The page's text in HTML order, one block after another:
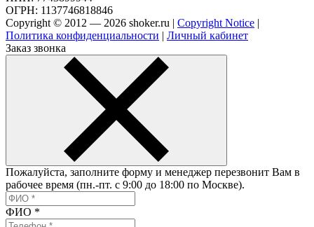
ОГРН: 1137746818846
Copyright © 2012 — 2026 shoker.ru | Copyright Notice |
Политика конфиденциальности | Личный кабинет
Заказ звонка
Пожалуйста, заполните форму и менеджер перезвонит Вам в
рабочее время (пн.-пт. с 9:00 до 18:00 по Москве).
ФИО *